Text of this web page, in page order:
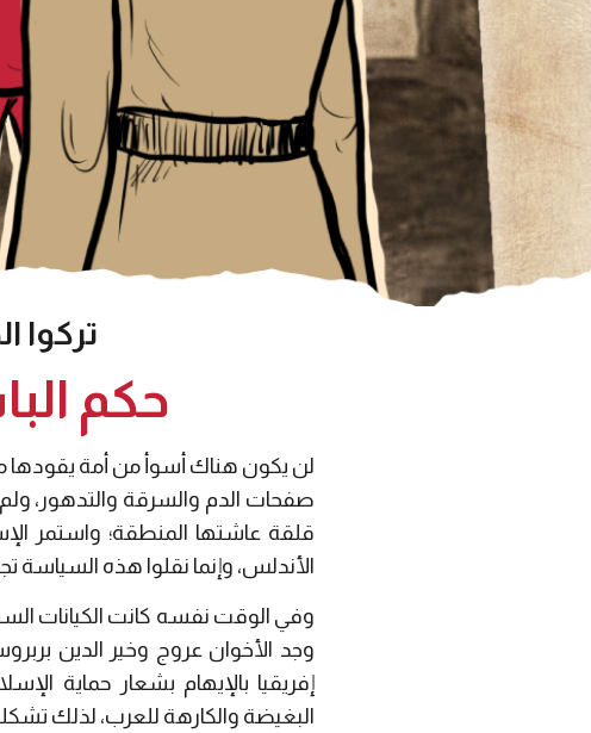
تركوا
حكم
لن يكون هناك أسوأ من أمة يقودها
صفحات الدم والسرقة والتدهور،
قلقة عاشتها المنطقة؛ واستمر
الأندلس، وإنما نقلوا هذه
وفي الوقت نفسه كانت الكيانات
وجد الأخوان عروج وخير الدين
إفريقيا بالإيهام بشعار حماية
البغيضة والكارهة للعرب، لذلك